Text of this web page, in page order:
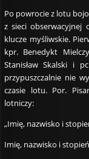
Po powrocie z lotu
z sieci obserwacyjnej
klucze myśliwskie.
kpr. Benedykt
Stanisław Skalski i
przypuszczalnie nie
czasie lotu. Por.
lotniczy:
„Imię, nazwisko i
Imię, nazwisko i